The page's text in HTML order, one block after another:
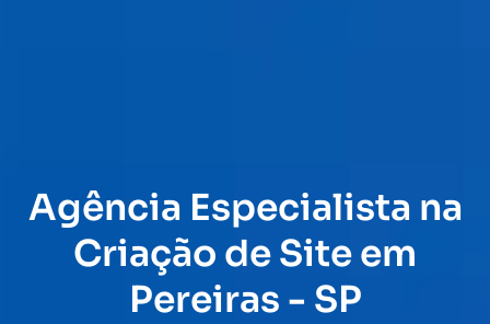
Agência Especialista na
Criação de Site em
Pereiras - SP